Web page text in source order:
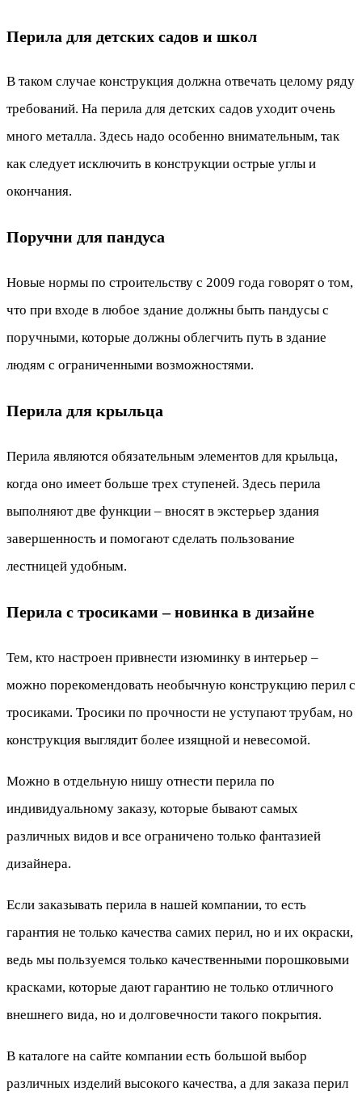
Перила для детских садов и школ
В таком случае конструкция должна отвечать целому ряду
требований. На перила для детских садов уходит очень
много металла. Здесь надо особенно внимательным, так
как следует исключить в конструкции острые углы и
окончания.
Поручни для пандуса
Новые нормы по строительству с 2009 года говорят о том,
что при входе в любое здание должны быть пандусы с
поручными, которые должны облегчить путь в здание
людям с ограниченными возможностями.
Перила для крыльца
Перила являются обязательным элементов для крыльца,
когда оно имеет больше трех ступеней. Здесь перила
выполняют две функции – вносят в экстерьер здания
завершенность и помогают сделать пользование
лестницей удобным.
Перила с тросиками – новинка в дизайне
Тем, кто настроен привнести изюминку в интерьер –
можно порекомендовать необычную конструкцию перил с
тросиками. Тросики по прочности не уступают трубам, но
конструкция выглядит более изящной и невесомой.
Можно в отдельную нишу отнести перила по
индивидуальному заказу, которые бывают самых
различных видов и все ограничено только фантазией
дизайнера.
Если заказывать перила в нашей компании, то есть
гарантия не только качества самих перил, но и их окраски,
ведь мы пользуемся только качественными порошковыми
красками, которые дают гарантию не только отличного
внешнего вида, но и долговечности такого покрытия.
В каталоге на сайте компании есть большой выбор
различных изделий высокого качества, а для заказа перил